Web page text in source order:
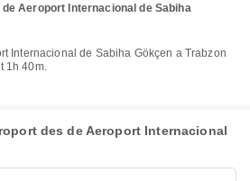
Aeroport Internacional de Sabiha
1h 40m.
des de Aeroport Internacional